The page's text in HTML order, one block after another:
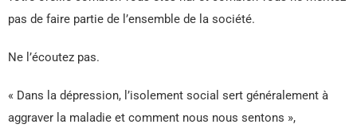
pas de faire partie de l’ensemble de la société.
Ne l’écoutez pas.
« Dans la dépression, l’isolement social sert généralement à
aggraver la maladie et comment nous nous sentons »,